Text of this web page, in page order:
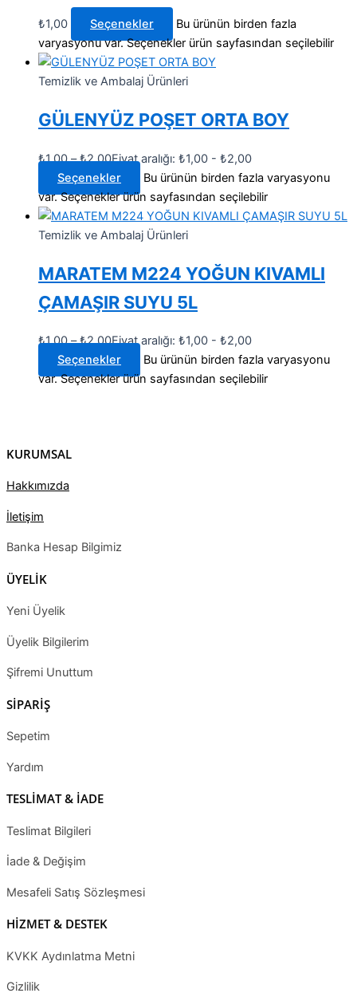
₺1,00 Seçenekler
Bu ürünün birden fazla
varyasyonu var. Seçenekler ürün sayfasından seçilebilir
Temizlik ve Ambalaj Ürünleri
GÜLENYÜZ POŞET ORTA BOY
₺1,00 –₺2,00Fiyat aralığı: ₺1,00 - ₺2,00
Seçenekler
Bu ürünün birden fazla varyasyonu
var. Seçenekler ürün sayfasından seçilebilir
Temizlik ve Ambalaj Ürünleri
MARATEM M224 YOĞUN KIVAMLI
ÇAMAŞIR SUYU 5L
₺1,00 –₺2,00Fiyat aralığı: ₺1,00 - ₺2,00
Seçenekler
Bu ürünün birden fazla varyasyonu
var. Seçenekler ürün sayfasından seçilebilir
KURUMSAL
Hakkımızda
İletişim
Banka Hesap Bilgimiz
ÜYELİK
Yeni Üyelik
Üyelik Bilgilerim
Şifremi Unuttum
SİPARİŞ
Sepetim
Yardım
TESLİMAT & İADE
Teslimat Bilgileri
İade & Değişim
Mesafeli Satış Sözleşmesi
HİZMET & DESTEK
KVKK Aydınlatma Metni
Gizlilik